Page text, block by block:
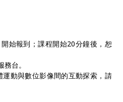
始報到；課程開始20分鐘後，恕
台。
動與數位影像間的互動探索，請